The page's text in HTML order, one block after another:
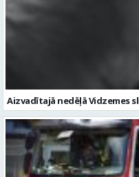
Aizvadītajā nedēļā Vidzemes